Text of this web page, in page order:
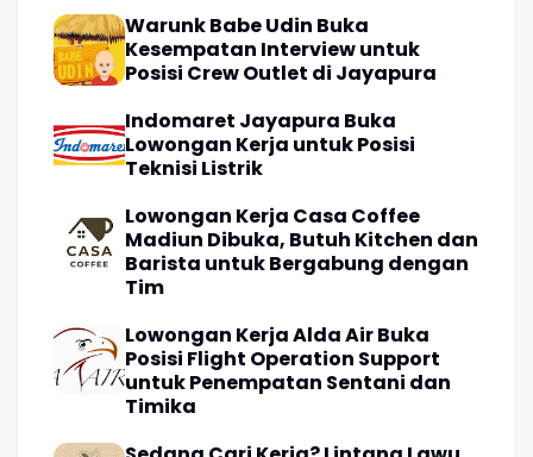
Warunk Babe Udin Buka
Kesempatan Interview untuk
Posisi Crew Outlet di Jayapura
Indomaret Jayapura Buka
Lowongan Kerja untuk Posisi
Teknisi Listrik
Lowongan Kerja Casa Coffee
Madiun Dibuka, Butuh Kitchen dan
Barista untuk Bergabung dengan
Tim
Lowongan Kerja Alda Air Buka
Posisi Flight Operation Support
untuk Penempatan Sentani dan
Timika